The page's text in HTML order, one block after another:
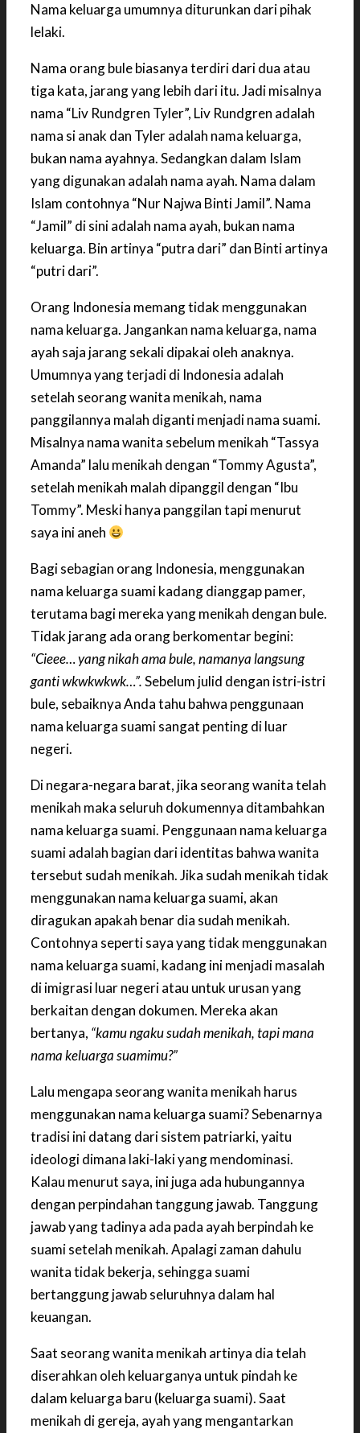
Nama keluarga umumnya diturunkan dari pihak
lelaki.
Nama orang bule biasanya terdiri dari dua atau
tiga kata, jarang yang lebih dari itu. Jadi misalnya
nama “Liv Rundgren Tyler”, Liv Rundgren adalah
nama si anak dan Tyler adalah nama keluarga,
bukan nama ayahnya. Sedangkan dalam Islam
yang digunakan adalah nama ayah. Nama dalam
Islam contohnya “Nur Najwa Binti Jamil”. Nama
“Jamil” di sini adalah nama ayah, bukan nama
keluarga. Bin artinya “putra dari” dan Binti artinya
“putri dari”.
Orang Indonesia memang tidak menggunakan
nama keluarga. Jangankan nama keluarga, nama
ayah saja jarang sekali dipakai oleh anaknya.
Umumnya yang terjadi di Indonesia adalah
setelah seorang wanita menikah, nama
panggilannya malah diganti menjadi nama suami.
Misalnya nama wanita sebelum menikah “Tassya
Amanda” lalu menikah dengan “Tommy Agusta”,
setelah menikah malah dipanggil dengan “Ibu
Tommy”. Meski hanya panggilan tapi menurut
saya ini aneh
Bagi sebagian orang Indonesia, menggunakan
nama keluarga suami kadang dianggap pamer,
terutama bagi mereka yang menikah dengan bule.
Tidak jarang ada orang berkomentar begini:
“Cieee… yang nikah ama bule, namanya langsung
ganti wkwkwkwk…”.Sebelum julid dengan istri-istri
bule, sebaiknya Anda tahu bahwa penggunaan
nama keluarga suami sangat penting di luar
negeri.
Di negara-negara barat, jika seorang wanita telah
menikah maka seluruh dokumennya ditambahkan
nama keluarga suami. Penggunaan nama keluarga
suami adalah bagian dari identitas bahwa wanita
tersebut sudah menikah. Jika sudah menikah tidak
menggunakan nama keluarga suami, akan
diragukan apakah benar dia sudah menikah.
Contohnya seperti saya yang tidak menggunakan
nama keluarga suami, kadang ini menjadi masalah
di imigrasi luar negeri atau untuk urusan yang
berkaitan dengan dokumen. Mereka akan
bertanya, “kamu ngaku sudah menikah, tapi mana
nama keluarga suamimu?”
Lalu mengapa seorang wanita menikah harus
menggunakan nama keluarga suami? Sebenarnya
tradisi ini datang dari sistem patriarki, yaitu
ideologi dimana laki-laki yang mendominasi.
Kalau menurut saya, ini juga ada hubungannya
dengan perpindahan tanggung jawab. Tanggung
jawab yang tadinya ada pada ayah berpindah ke
suami setelah menikah. Apalagi zaman dahulu
wanita tidak bekerja, sehingga suami
bertanggung jawab seluruhnya dalam hal
keuangan.
Saat seorang wanita menikah artinya dia telah
diserahkan oleh keluarganya untuk pindah ke
dalam keluarga baru (keluarga suami). Saat
menikah di gereja, ayah yang mengantarkan